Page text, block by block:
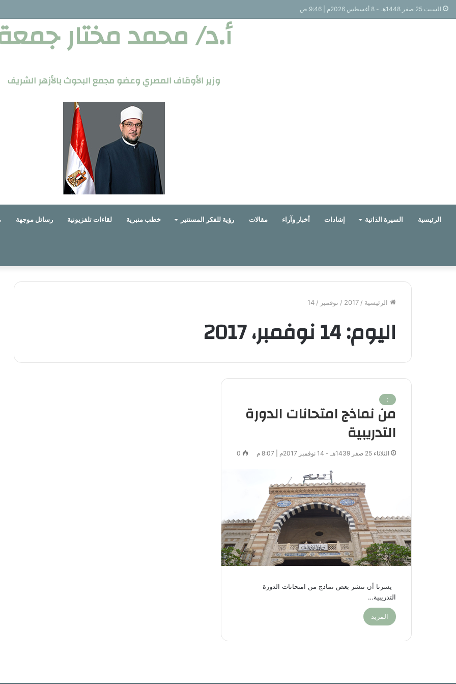
السبت 25 صفر 1448هـ - 8 أغسطس 2026م | 9:46 ص
أ.د/ محمد مختار
وزير الأوقاف المصري وعضو مجمع البحوث بالأزهر الشريف
الرئيسية السيرة الذاتية إشادات أخبار وآراء مقالات رؤية للفكر المستنير خطب منبرية لقاءات تلفزيونية رسائل موجهة
الرئيسية /
2017
/ نوفمبر /
14
اليوم:14 نوفمبر، 2017
:
من نماذج امتحانات الدورة
التدريبية
الثلاثاء 25 صفر 1439هـ - 14 نوفمبر 2017م | 8:07 م 0
يسرنا أن ننشر بعض نماذج من امتحانات الدورة
التدريبية…
المزيد